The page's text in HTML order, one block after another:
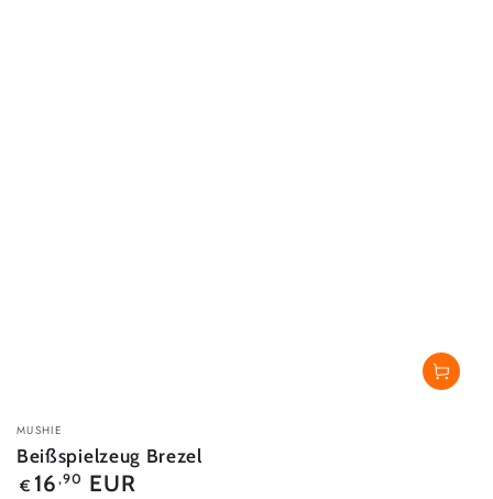
Verkäufer/in:
MUSHIE
Beißspielzeug Brezel
Regulärer
€ 16 ,90 EUR